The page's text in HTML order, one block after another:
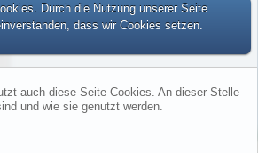
Durch die Nutzung unserer Seite
dass wir Cookies setzen.
auch diese Seite Cookies. An dieser Stelle
und wie sie genutzt werden.